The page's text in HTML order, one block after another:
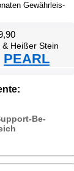
Ge­währ­leis­
Hei­ßer Stein
PEARL
Be­